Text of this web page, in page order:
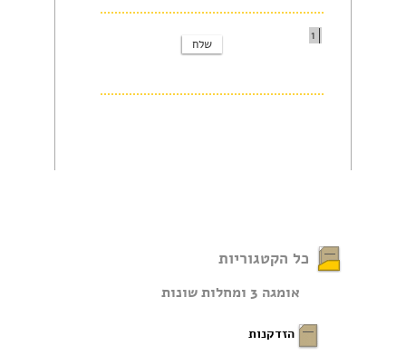
1
כל הקטגוריות
אומגה 3 ומחלות שונות
הזדקנות